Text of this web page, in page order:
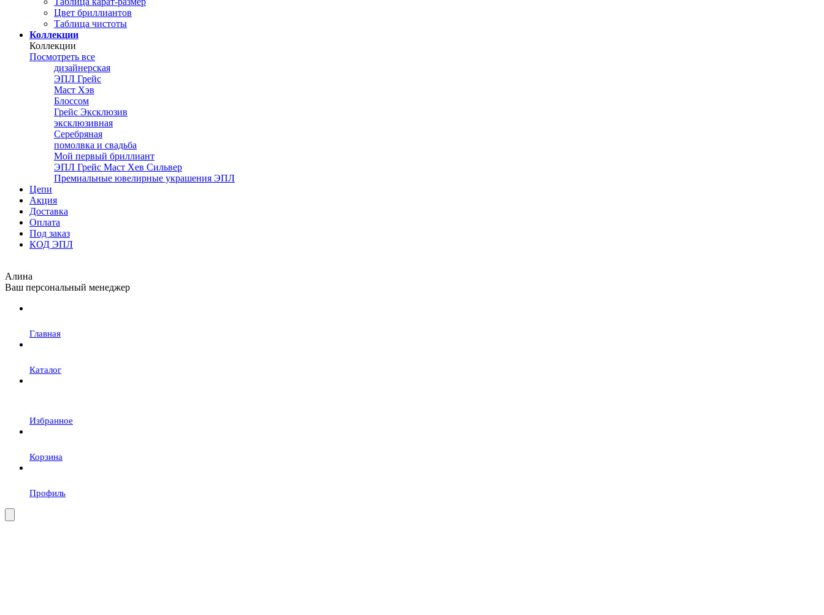
Цвет бриллиантов
Таблица чистоты
Коллекции
Коллекции
Посмотреть все
дизайнерская
ЭПЛ Грейс
Маст Хэв
Блоссом
Грейс Эксклюзив
эксклюзивная
Серебряная
помолвка и свадьба
Мой первый бриллиант
ЭПЛ Грейс Маст Хев Сильвер
Премиальные ювелирные украшения ЭПЛ
Цепи
Акция
Доставка
Оплата
Под заказ
КОД ЭПЛ
Алина
Ваш персональный менеджер
Главная
Каталог
Избранное
Корзина
Профиль